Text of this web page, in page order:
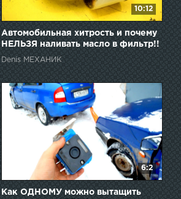
10:12
Автомобильная хитрость и почему
НЕЛЬЗЯ наливать масло в фильтр!!
Denis МЕХАНИК
6:2
Как ОДНОМУ можно вытащить